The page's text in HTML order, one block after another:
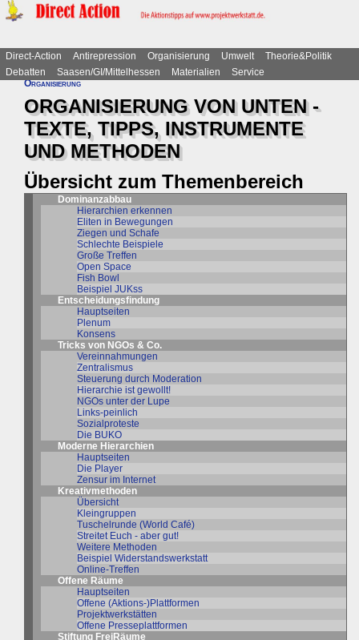
Direct-Action Antirepression Organisierung Umwelt
Theorie&Politik
Debatten
Saasen/GI/Mittelhessen Materialien
Service
Organisierung
ORGANISIERUNG VON UNTEN -
TEXTE, TIPPS, INSTRUMENTE
UND METHODEN
Übersicht zum Themenbereich
Dominanzabbau
Hierarchien erkennen
Eliten in Bewegungen
Ziegen und Schafe
Schlechte Beispiele
Große Treffen
Open Space
Fish Bowl
Beispiel JUKss
Entscheidungsfindung
Hauptseiten
Plenum
Konsens
Tricks von NGOs & Co.
Vereinnahmungen
Zentralismus
Steuerung durch Moderation
Hierarchie ist gewollt!
NGOs unter der Lupe
Links-peinlich
Sozialproteste
Die BUKO
Moderne Hierarchien
Hauptseiten
Die Player
Zensur im Internet
Kreativmethoden
Übersicht
Kleingruppen
Tuschelrunde (World Café)
Streitet Euch - aber gut!
Weitere Methoden
Beispiel Widerstandswerkstatt
Online-Treffen
Offene Räume
Hauptseiten
Offene (Aktions-)Plattformen
Projektwerkstätten
Offene Presseplattformen
Stiftung FreiRäume